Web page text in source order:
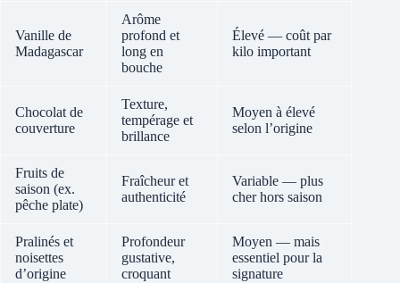
Vanille de
Madagascar
Arôme
profond et
long en
bouche
Élevé — coût par
kilo important
Chocolat de
couverture
Texture,
tempérage et
brillance
Moyen à élevé
selon l’origine
Fruits de
saison (ex.
pêche plate)
Fraîcheur et
authenticité
Variable — plus
cher hors saison
Pralinés et
noisettes
d’origine
Profondeur
gustative,
croquant
Moyen — mais
essentiel pour la
signature